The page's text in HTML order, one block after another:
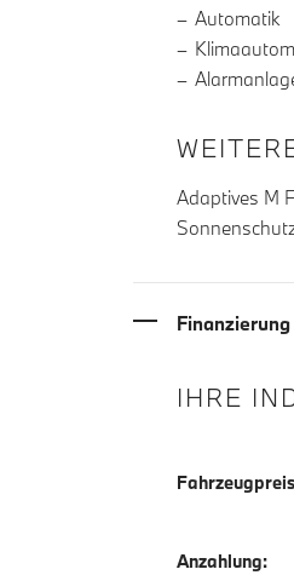
Automatik
Adaptives M
Finanzierung
IHRE
Anzahlung: